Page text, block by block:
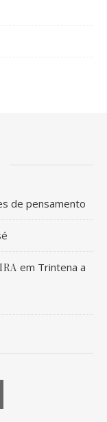
de pensamento
em Trintena a